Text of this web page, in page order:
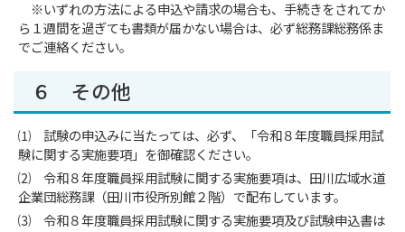
※いずれの方法による申込や請求の場合も、手続きをされてか
ら１週間を過ぎても書類が届かない場合は、必ず総務課総務係ま
でご連絡ください。
６ その他
⑴ 試験の申込みに当たっては、必ず、「令和８年度職員採用試
験に関する実施要項」を御確認ください。
⑵ 令和８年度職員採用試験に関する実施要項は、田川広域水道
企業団総務課（田川市役所別館２階）で配布しています。
⑶ 令和８年度職員採用試験に関する実施要項及び試験申込書は